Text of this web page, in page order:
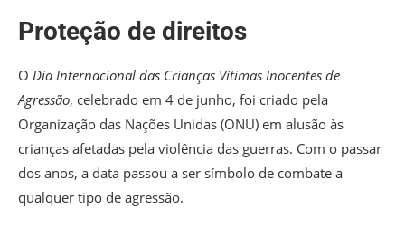
Proteção de direitos
O Dia Internacional das Crianças Vítimas Inocentes de
Agressão, celebrado em 4 de junho, foi criado pela
Organização das Nações Unidas (ONU) em alusão às
crianças afetadas pela violência das guerras. Com o passar
dos anos, a data passou a ser símbolo de combate a
qualquer tipo de agressão.